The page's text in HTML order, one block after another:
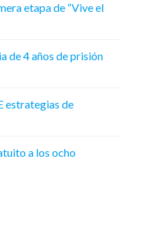
etapa de “Vive el
de 4 años de prisión
estrategias de
a los ocho